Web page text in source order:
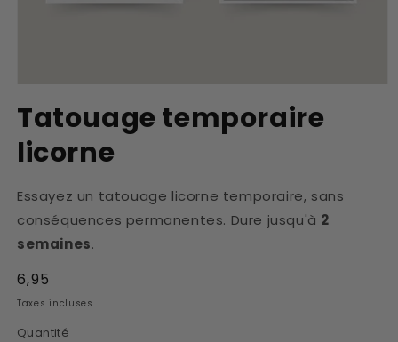
média
dans
une
Tatouage temporaire
licorne
Essayez un tatouage licorne temporaire, sans
conséquences permanentes. Dure jusqu'à 2
semaines.
Prix
habituel
6,95
Taxes incluses.
Quantité